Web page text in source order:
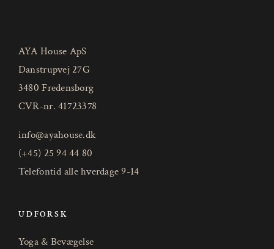
AYA House ApS
Danstrupvej 27G
3480 Fredensborg
CVR-nr. 41723378
info@ayahouse.dk
(+45) 25 94 44 80
Telefontid alle hverdage 9-14
UDFORSK
Yoga & Bevægelse